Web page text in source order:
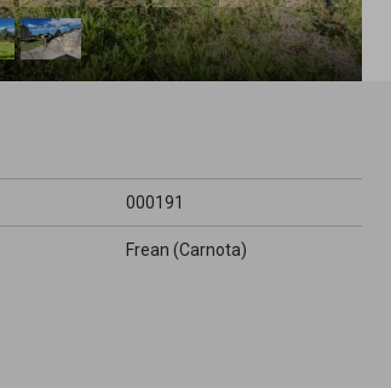
000191
Frean (Carnota)